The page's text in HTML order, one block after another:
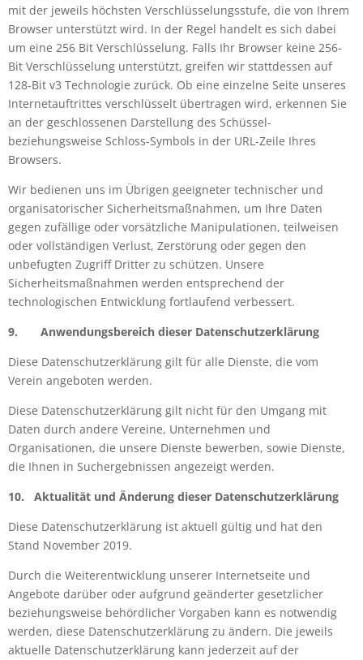
mit der jeweils höchsten Verschlüsselungsstufe, die von Ihrem
Browser unterstützt wird. In der Regel handelt es sich dabei
um eine 256 Bit Verschlüsselung. Falls Ihr Browser keine 256-
Bit Verschlüsselung unterstützt, greifen wir stattdessen auf
128-Bit v3 Technologie zurück. Ob eine einzelne Seite unseres
Internetauftrittes verschlüsselt übertragen wird, erkennen Sie
an der geschlossenen Darstellung des Schüssel-
beziehungsweise Schloss-Symbols in der URL-Zeile Ihres
Browsers.
Wir bedienen uns im Übrigen geeigneter technischer und
organisatorischer Sicherheitsmaßnahmen, um Ihre Daten
gegen zufällige oder vorsätzliche Manipulationen, teilweisen
oder vollständigen Verlust, Zerstörung oder gegen den
unbefugten Zugriff Dritter zu schützen. Unsere
Sicherheitsmaßnahmen werden entsprechend der
technologischen Entwicklung fortlaufend verbessert.
9. Anwendungsbereich dieser Datenschutzerklärung
Diese Datenschutzerklärung gilt für alle Dienste, die vom
Verein angeboten werden.
Diese Datenschutzerklärung gilt nicht für den Umgang mit
Daten durch andere Vereine, Unternehmen und
Organisationen, die unsere Dienste bewerben, sowie Dienste,
die Ihnen in Suchergebnissen angezeigt werden.
10. Aktualität und Änderung dieser Datenschutzerklärung
Diese Datenschutzerklärung ist aktuell gültig und hat den
Stand November 2019.
Durch die Weiterentwicklung unserer Internetseite und
Angebote darüber oder aufgrund geänderter gesetzlicher
beziehungsweise behördlicher Vorgaben kann es notwendig
werden, diese Datenschutzerklärung zu ändern. Die jeweils
aktuelle Datenschutzerklärung kann jederzeit auf der